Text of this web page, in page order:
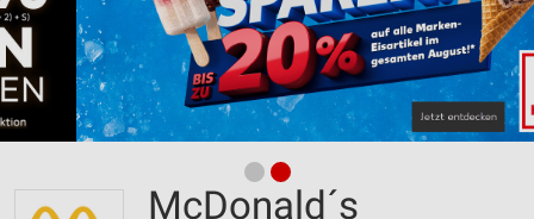
McDonald´s